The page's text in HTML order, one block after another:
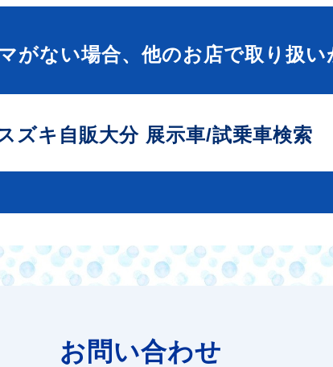
がない場合、他のお店で取り扱い
ズキ自販大分 展示車/試乗車検索
お問い合わせ